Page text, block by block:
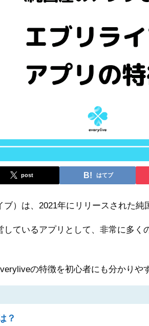
post はてブ
）は、2021年にリリースされた純
しているアプリとして、非常に多く
の特徴を初心者にも分かりや
？